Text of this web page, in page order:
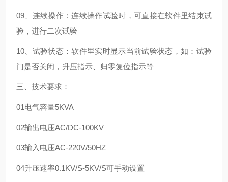
09、连续操作：连续操作试验时，可直接在软件里结束试
验，进行二次试验
10、试验状态：软件里实时显示当前试验状态，如：试验
门是否关闭，升压指示、归零复位指示等
三、技术要求：
01电气容量5KVA
02输出电压AC/DC-100KV
03输入电压AC-220V/50HZ
04升压速率0.1KV/S-5KV/S可手动设置